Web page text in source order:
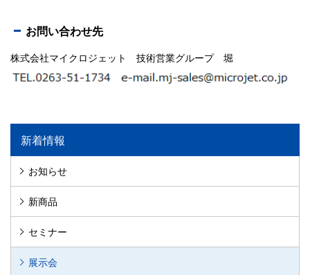
お問い合わせ先
株式会社マイクロジェット 技術営業グループ 堀
新着情報
お知らせ
新商品
セミナー
展示会